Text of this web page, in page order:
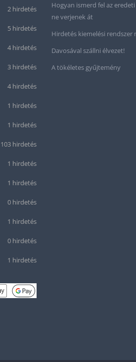
2 hirdetés
5 hirdetés
4 hirdetés
3 hirdetés
4 hirdetés
1 hirdetés
1 hirdetés
103 hirdetés
1 hirdetés
1 hirdetés
0 hirdetés
1 hirdetés
0 hirdetés
1 hirdetés
Hogyan ismerd fel az
ne verjenek át
Hirdetés kiemelési rendszer
Davosával szállni élvezet!
A tökéletes gyűjtemény